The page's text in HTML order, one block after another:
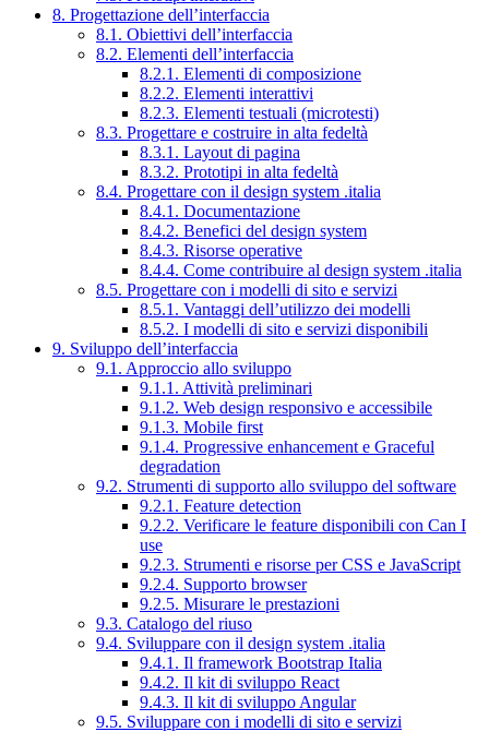
8. Progettazione dell’interfaccia
8.1. Obiettivi dell’interfaccia
8.2. Elementi dell’interfaccia
8.2.1. Elementi di composizione
8.2.2. Elementi interattivi
8.2.3. Elementi testuali (microtesti)
8.3. Progettare e costruire in alta fedeltà
8.3.1. Layout di pagina
8.3.2. Prototipi in alta fedeltà
8.4. Progettare con il design system .italia
8.4.1. Documentazione
8.4.2. Benefici del design system
8.4.3. Risorse operative
8.4.4. Come contribuire al design system .italia
8.5. Progettare con i modelli di sito e servizi
8.5.1. Vantaggi dell’utilizzo dei modelli
8.5.2. I modelli di sito e servizi disponibili
9. Sviluppo dell’interfaccia
9.1. Approccio allo sviluppo
9.1.1. Attività preliminari
9.1.2. Web design responsivo e accessibile
9.1.3. Mobile first
9.1.4. Progressive enhancement e Graceful
degradation
9.2. Strumenti di supporto allo sviluppo del software
9.2.1. Feature detection
9.2.2. Verificare le feature disponibili con Can I
use
9.2.3. Strumenti e risorse per CSS e JavaScript
9.2.4. Supporto browser
9.2.5. Misurare le prestazioni
9.3. Catalogo del riuso
9.4. Sviluppare con il design system .italia
9.4.1. Il framework Bootstrap Italia
9.4.2. Il kit di sviluppo React
9.4.3. Il kit di sviluppo Angular
9.5. Sviluppare con i modelli di sito e servizi